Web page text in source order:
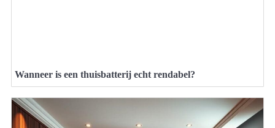
Wanneer is een thuisbatterij echt rendabel?